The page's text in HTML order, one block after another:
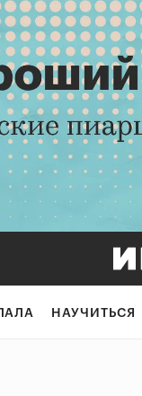
НАУЧИТЬСЯ